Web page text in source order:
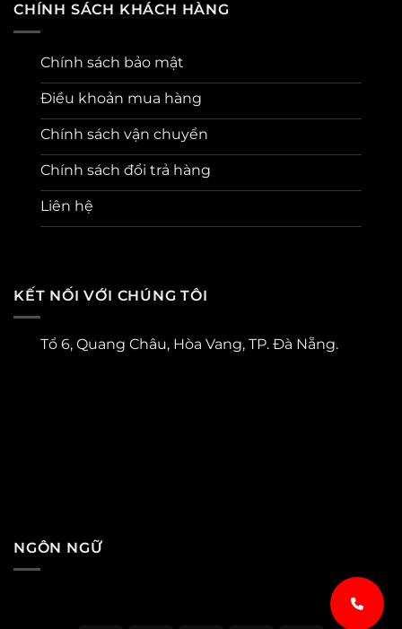
CHÍNH SÁCH KHÁCH HÀNG
Chính sách bảo mật
Điều khoản mua hàng
Chính sách vận chuyển
Chính sách đổi trả hàng
Liên hệ
KẾT NỐI VỚI CHÚNG TÔI
Tổ 6, Quang Châu, Hòa Vang, TP. Đà Nẵng.
NGÔN NGỮ